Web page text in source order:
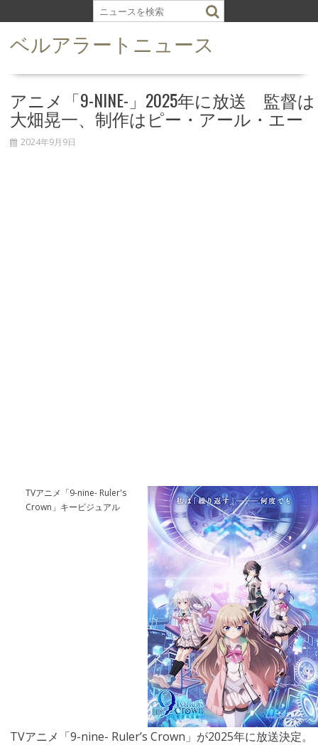
k
ベルアラートニュース
アニメ「9-NINE-」2025年に放送 監督は
大畑晃一、制作はピー・アール・エー
2024年9月9日
TVアニメ「9-nine- Ruler's
Crown」キービジュアル
TVアニメ「9-nine- Ruler’s Crown」が2025年に放送決定。